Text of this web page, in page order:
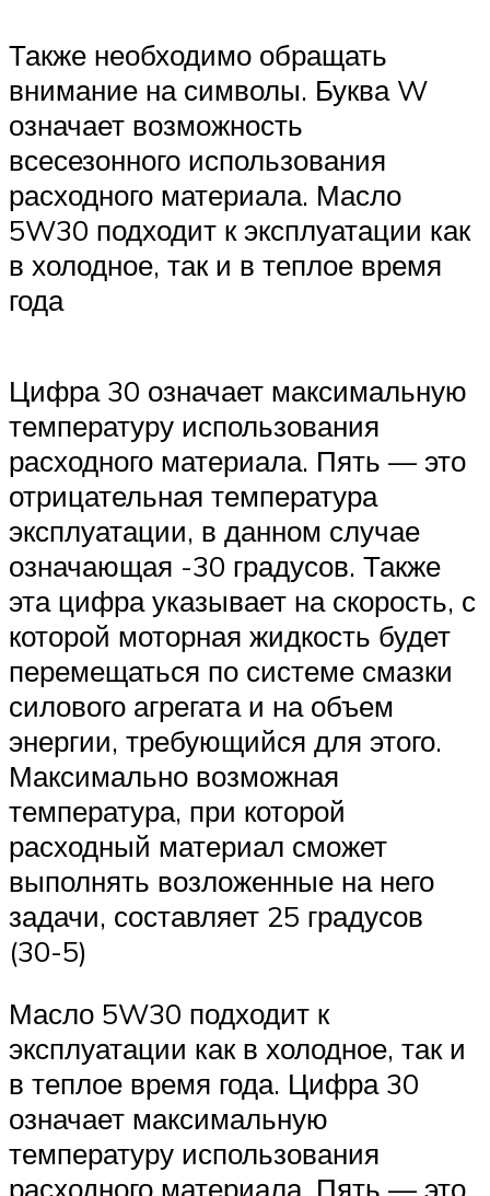
Также необходимо обращать
внимание на символы. Буква W
означает возможность
всесезонного использования
расходного материала. Масло
5W30 подходит к эксплуатации как
в холодное, так и в теплое время
года
Цифра 30 означает максимальную
температуру использования
расходного материала. Пять — это
отрицательная температура
эксплуатации, в данном случае
означающая -30 градусов. Также
эта цифра указывает на скорость, с
которой моторная жидкость будет
перемещаться по системе смазки
силового агрегата и на объем
энергии, требующийся для этого.
Максимально возможная
температура, при которой
расходный материал сможет
выполнять возложенные на него
задачи, составляет 25 градусов
(30-5)
Масло 5W30 подходит к
эксплуатации как в холодное, так и
в теплое время года. Цифра 30
означает максимальную
температуру использования
расходного материала. Пять — это